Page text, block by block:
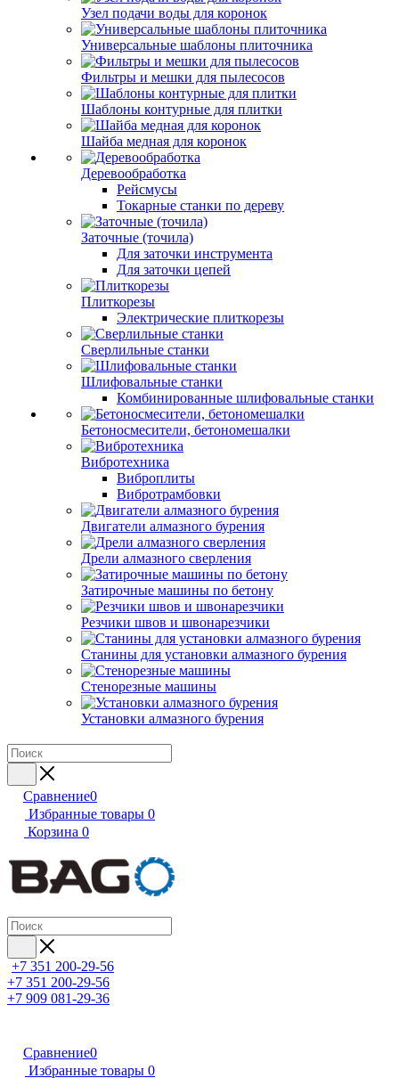
Узел подачи воды для коронок
Универсальные шаблоны плиточника
Фильтры и мешки для пылесосов
Шаблоны контурные для плитки
Шайба медная для коронок
Деревообработка
Рейсмусы
Токарные станки по дереву
Заточные (точила)
Для заточки инструмента
Для заточки цепей
Плиткорезы
Электрические плиткорезы
Сверлильные станки
Шлифовальные станки
Комбинированные шлифовальные станки
Бетоносмесители, бетономешалки
Вибротехника
Виброплиты
Вибротрамбовки
Двигатели алмазного бурения
Дрели алмазного сверления
Затирочные машины по бетону
Резчики швов и швонарезчики
Станины для установки алмазного бурения
Стенорезные машины
Установки алмазного бурения
Сравнение0
Избранные товары 0
Корзина 0
+7 351 200-29-56
+7 351 200-29-56
+7 909 081-29-36
Сравнение0
Избранные товары 0